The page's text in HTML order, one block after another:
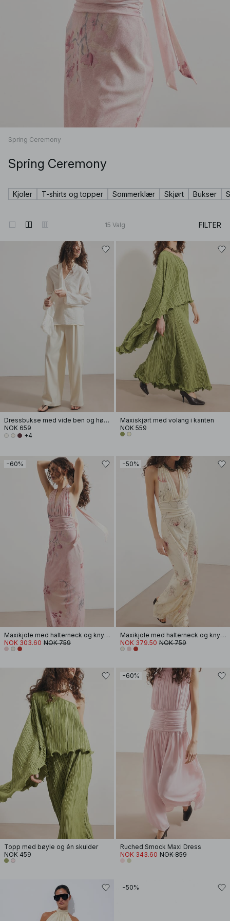
Spring Ceremony
Spring Ceremony
Kjoler T-shirts og topper Sommerklær Skjørt Bukser
15 Valg FILTER
Dressbukse med vide ben og høyt liv
NOK 659
+4
Maxiskjørt med volang i kanten
NOK 559
−60%
Maxikjole med halterneck og knyting
NOK 303.60 NOK 759
−50%
Maxikjole med halterneck og knyting
NOK 379.50 NOK 759
Topp med bøyle og én skulder
NOK 459
−60%
Ruched Smock Maxi Dress
NOK 343.60 NOK 859
−50%